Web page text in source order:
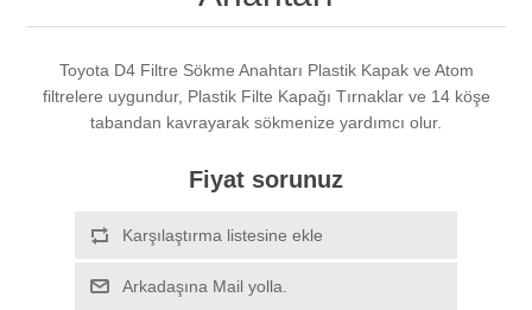
Toyota D4 Filtre Sökme Anahtarı Plastik Kapak ve Atom
filtrelere uygundur, Plastik Filte Kapağı Tırnaklar ve 14 köşe
tabandan kavrayarak sökmenize yardımcı olur.
Fiyat sorunuz